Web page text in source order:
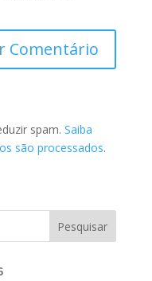
spam. Saiba
são processados.